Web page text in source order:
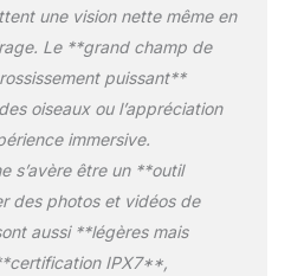
distinguer chaque détail
pour une identification
toutes les situations
rencontrées dans
l'observation des
oiseaux. Adaptateur de
: nos jumelles IBQ sont
dotées du dernier
adaptateur de téléphone
une vision nette même en
Le **grand champ de
puissant**
oiseaux ou l’appréciation
immersive.
s’avère être un **outil
des photos et vidéos de
aussi **légères mais
IPX7**,